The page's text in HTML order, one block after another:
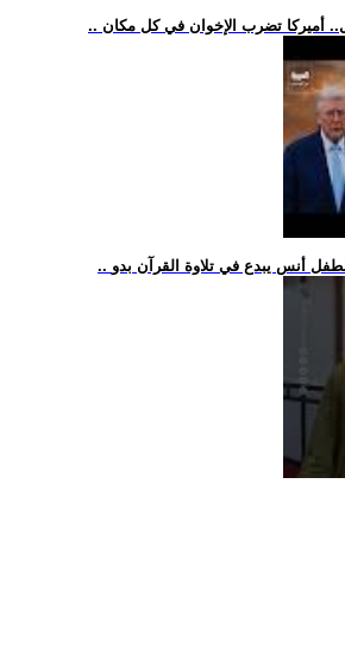
أميركا تضرب الإخوان في كل مكان
أنس يبدع في تلاوة القرآن بدو